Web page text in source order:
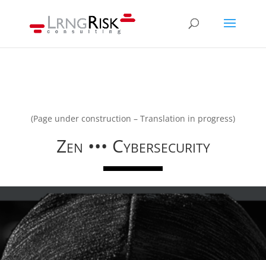
(Page under construction – Translation in progress)
Zen ••• Cybersecurity